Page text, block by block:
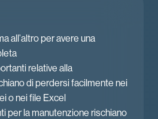
all’altro per avere una
relative alla
di perdersi facilmente nei
o nei file Excel
per la manutenzione rischiano